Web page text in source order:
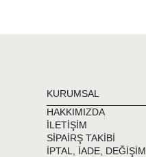
KURUMSAL
HAKKIMIZDA
İLETİŞİM
SİPAİRŞ TAKİBİ
İPTAL, İADE, DEĞİŞİM